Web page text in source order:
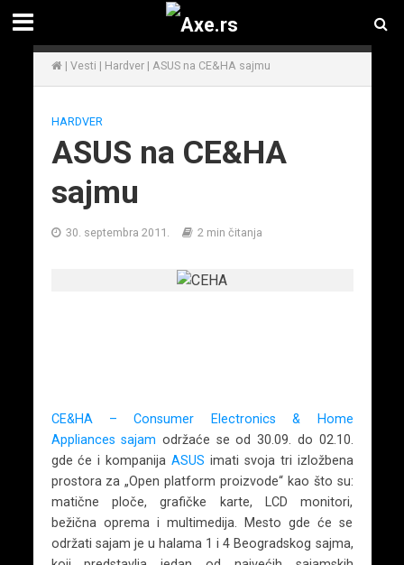
| Vesti | Hardver| ASUS na CE&HA sajmu
HARDVER
ASUS na CE&HA
sajmu
30. septembra 2011. 2 min čitanja
CE&HA – Consumer Electronics & Home
Appliances sajam održaće se od 30.09. do 02.10.
gde će i kompanija ASUS imati svoja tri izložbena
prostora za „Open platform proizvode“ kao što su:
matične ploče, grafičke karte, LCD monitori,
bežična oprema i multimedija. Mesto gde će se
održati sajam je u halama 1 i 4 Beogradskog sajma,